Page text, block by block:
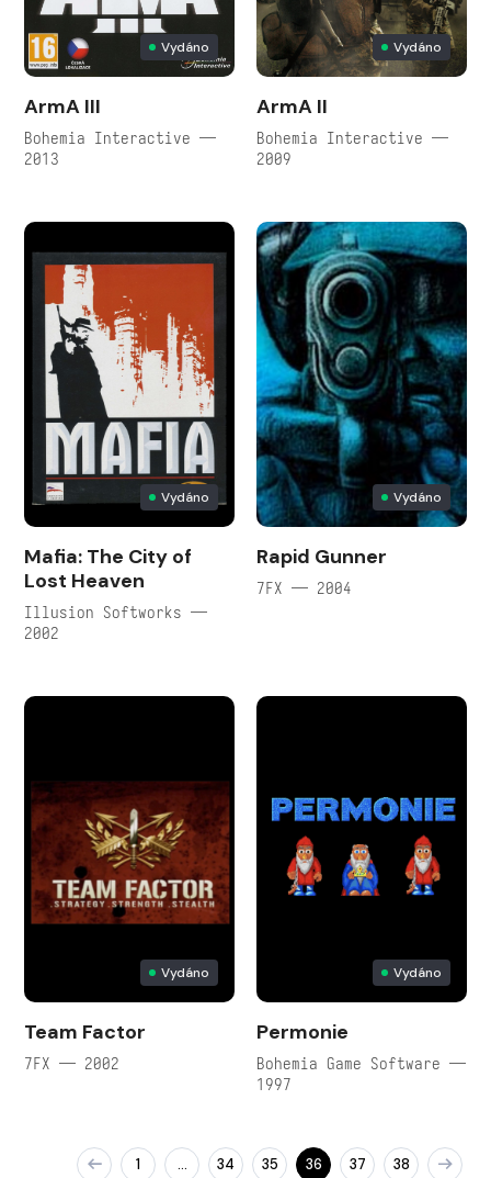
Vydáno
ArmA III
Bohemia Interactive —
2013
Vydáno
ArmA II
Bohemia Interactive —
2009
Vydáno
Mafia: The City of
Lost Heaven
Illusion Softworks —
2002
Vydáno
Rapid Gunner
7FX — 2004
Vydáno
Team Factor
7FX — 2002
Vydáno
Permonie
Bohemia Game Software —
1997
1 … 34 35 36 37 38